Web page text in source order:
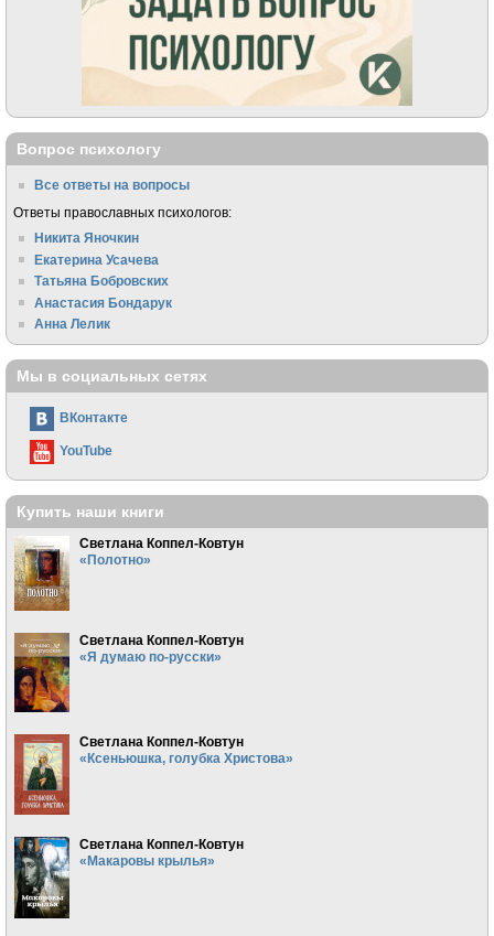
Вопрос психологу
Все ответы на вопросы
Ответы православных психологов:
Никита Яночкин
Екатерина Усачева
Татьяна Бобровских
Анастасия Бондарук
Анна Лелик
Мы в социальных сетях
ВКонтакте
YouTube
Купить наши книги
Светлана Коппел-Ковтун
«Полотно»
Светлана Коппел-Ковтун
«Я думаю по-русски»
Светлана Коппел-Ковтун
«Ксеньюшка, голубка Христова»
Светлана Коппел-Ковтун
«Макаровы крылья»